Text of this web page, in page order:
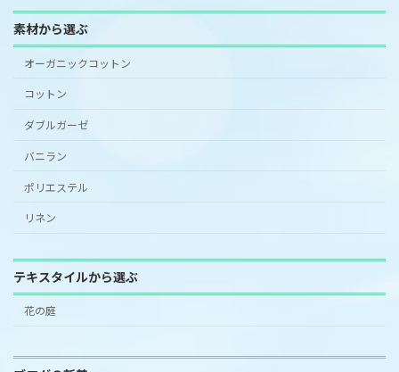
素材から選ぶ
オーガニックコットン
コットン
ダブルガーゼ
バニラン
ポリエステル
リネン
テキスタイルから選ぶ
花の庭